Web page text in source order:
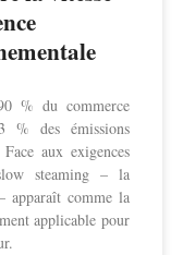
% du commerce
% des émissions
aux exigences
steaming – la
apparaît comme la
applicable pour